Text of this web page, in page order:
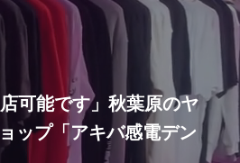
可能です」秋葉原のヤ
ップ「アキバ感電デン